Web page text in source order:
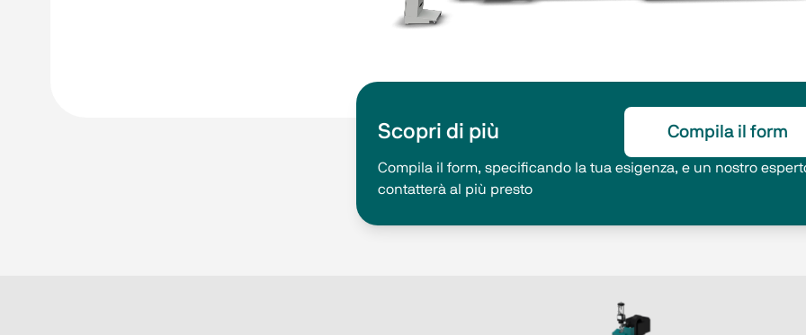
Scopri di più Compila il form
Compila il form, specificando la tua esigenza, e un nostro
contatterà al più presto